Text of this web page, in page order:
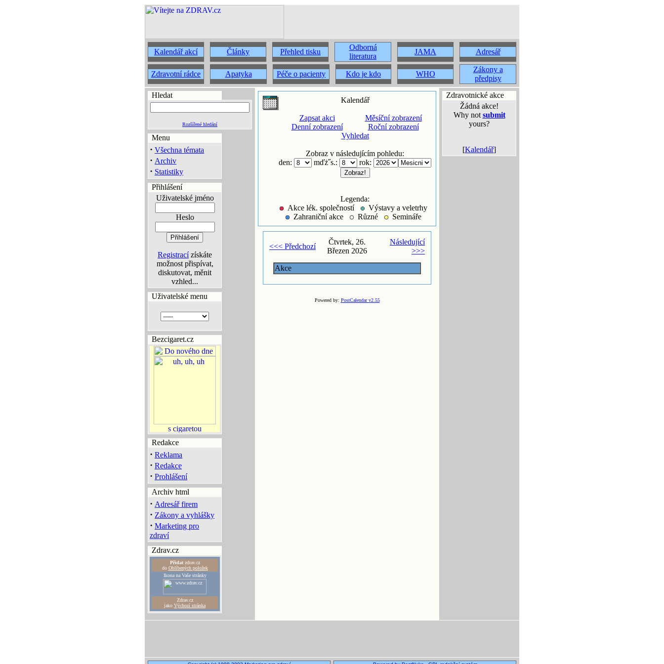
Kalendář akcí Články Přehled tisku
Odborná
literatura
JAMA Adresář
Zdravotní rádce Apatyka Péče o pacienty Kdo je kdo WHO
Zákony a
předpisy
Hledat
Rozšířené hledání
Menu
· Všechna témata
· Archiv
· Statistiky
Přihlášení
Uživatelské jméno
Heslo
Registracízískáte
možnost přispívat,
diskutovat, měnit
vzhled...
Uživatelské menu
Bezcigaret.cz
Redakce
· Reklama
· Redakce
· Prohlášení
Archiv html
· Adresář firem
· Zákony a vyhlášky
· Marketing pro
zdraví
Zdrav.cz
Přidatzdrav.cz
do Oblíbených položek
Ikona na Vaše stránky
Zdrav.cz
jako Výchozí stránka
Kalendář
Zapsat akci
Denní zobrazení
Měsíční zobrazení
Roční zobrazení
Vyhledat
Zobraz v následujícím pohledu:
den:
mďż˝s.: rok:
Legenda:
Akce lék. společností
Výstavy a veletrhy
Zahraniční akce
Různé Semináře
<<< Předchozí
Čtvrtek, 26.
Březen 2026
Následující
>>>
Akce
Powered by: PostCalendar v2.55
Zdravotnické akce
Žádná akce!
Why not submit
yours?
[Kalendář]